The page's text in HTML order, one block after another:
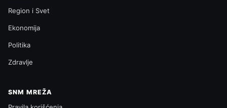
Region i Svet
Ekonomija
Politika
Zdravlje
SNM MREŽA